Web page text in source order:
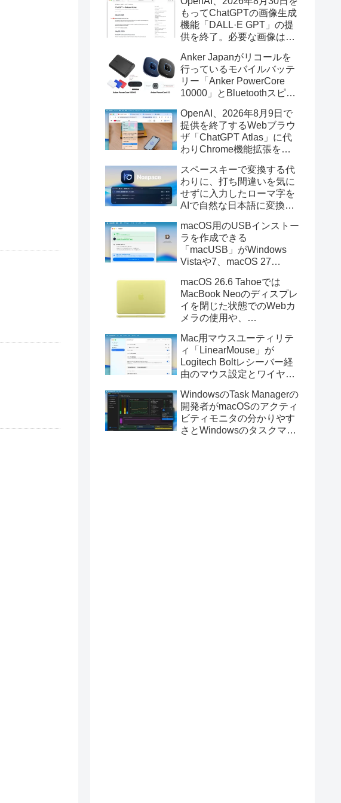
もってChatGPTの画像生成
機能「DALL·E GPT」の提
供を終了。必要な画像は期
Anker Japanがリコールを
行っているモバイルバッテ
リー「Anker PowerCore
10000」とBluetoothスピー
辺を焼損する火災が6月に3
件発生していたそうなので
注意を。
OpenAI、2026年8月9日で
提供を終了するWebブラウ
ザ「ChatGPT Atlas」に代
わりChrome機能拡張をア
画の質問やAsk ChatGPT機
能を追加。
スペースキーで変換する代
わりに、打ち間違いを気に
せずに入力したローマ字を
AIで自然な日本語に変換し
力アプリ「Nospace」がリ
リース。
macOS用のUSBインストー
ラを作成できる
「macUSB」がWindows
Vistaや7、macOS 27
トーラの作成に対応。
macOS 26.6 Tahoeでは
MacBook Neoのディスプレ
イを閉じた状態でのWebカ
メラの使用や、
利用しMacBook Neoを復元
する際の安定性が向上。
Mac用マウスユーティリテ
ィ「LinearMouse」が
Logitech Boltレシーバー経
由のマウス設定とワイヤレ
ックボールに対応。
WindowsのTask Managerの
開発者がmacOSのアクティ
ビティモニタの分かりやす
さとWindowsのタスクマネ